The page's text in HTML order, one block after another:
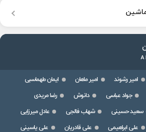
امیر رشوند امیر ماهان
ایمان طهماسبی
جواد عباسی دانوش
رضا مریدی
سعید حسینی شهاب فالجی
عادل میرزایی
علی ابراهیمی علی قادریان علی یاسینی